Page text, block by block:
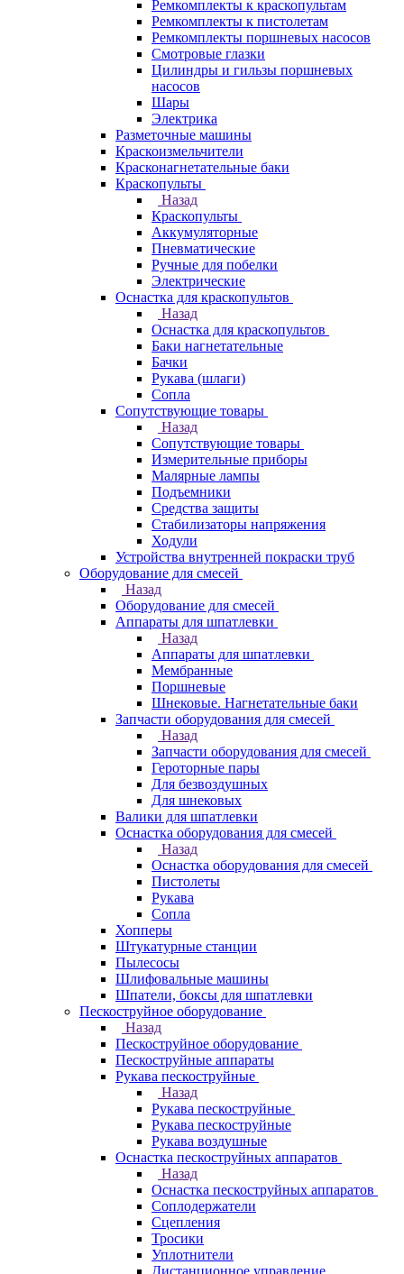
Ремкомплекты к краскопультам
Ремкомплекты к пистолетам
Ремкомплекты поршневых насосов
Смотровые глазки
Цилиндры и гильзы поршневых
насосов
Шары
Электрика
Разметочные машины
Краскоизмельчители
Красконагнетательные баки
Краскопульты
Назад
Краскопульты
Аккумуляторные
Пневматические
Ручные для побелки
Электрические
Оснастка для краскопультов
Назад
Оснастка для краскопультов
Баки нагнетательные
Бачки
Рукава (шлаги)
Сопла
Сопутствующие товары
Назад
Сопутствующие товары
Измерительные приборы
Малярные лампы
Подъемники
Средства защиты
Стабилизаторы напряжения
Ходули
Устройства внутренней покраски труб
Оборудование для смесей
Назад
Оборудование для смесей
Аппараты для шпатлевки
Назад
Аппараты для шпатлевки
Мембранные
Поршневые
Шнековые. Нагнетательные баки
Запчасти оборудования для смесей
Назад
Запчасти оборудования для смесей
Героторные пары
Для безвоздушных
Для шнековых
Валики для шпатлевки
Оснастка оборудования для смесей
Назад
Оснастка оборудования для смесей
Пистолеты
Рукава
Сопла
Хопперы
Штукатурные станции
Пылесосы
Шлифовальные машины
Шпатели, боксы для шпатлевки
Пескоструйное оборудование
Назад
Пескоструйное оборудование
Пескоструйные аппараты
Рукава пескоструйные
Назад
Рукава пескоструйные
Рукава пескоструйные
Рукава воздушные
Оснастка пескоструйных аппаратов
Назад
Оснастка пескоструйных аппаратов
Соплодержатели
Сцепления
Тросики
Уплотнители
Дистанционное управление